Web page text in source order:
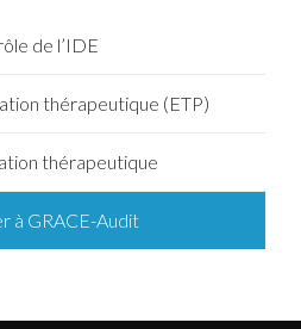
de l’IDE
thérapeutique (ETP)
thérapeutique
à GRACE-Audit